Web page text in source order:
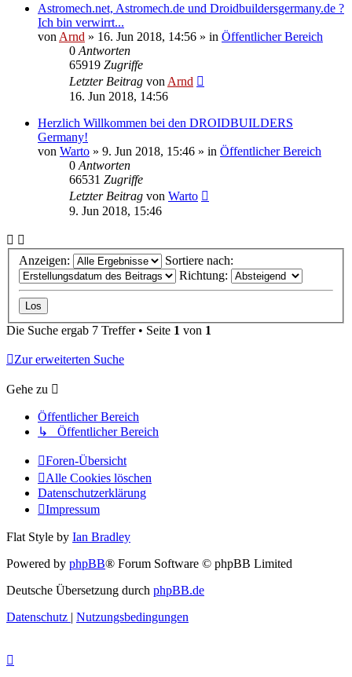
Astromech.net, Astromech.de und Droidbuildersgermany.de ?
Ich bin verwirrt...
von Arnd » 16. Jun 2018, 14:56 » in Öffentlicher Bereich
0 Antworten
65919 Zugriffe
Letzter Beitrag von Arnd
16. Jun 2018, 14:56
Herzlich Willkommen bei den DROIDBUILDERS
Germany!
von Warto » 9. Jun 2018, 15:46 » in Öffentlicher Bereich
0 Antworten
66531 Zugriffe
Letzter Beitrag von Warto
9. Jun 2018, 15:46
Anzeigen:
Sortiere nach:
Richtung:
Die Suche ergab 7 Treffer • Seite 1 von 1
Zur erweiterten Suche
Gehe zu
Öffentlicher Bereich
↳ Öffentlicher Bereich
Foren-Übersicht
Alle Cookies löschen
Datenschutzerklärung
Impressum
Flat Style by Ian Bradley
Powered by phpBB® Forum Software © phpBB Limited
Deutsche Übersetzung durch phpBB.de
Datenschutz
Nutzungsbedingungen